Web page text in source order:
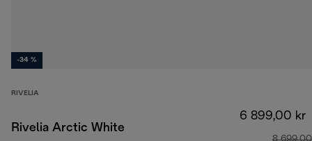
-34 %
RIVELIA
Rivelia Arctic White
6 899,00 kr